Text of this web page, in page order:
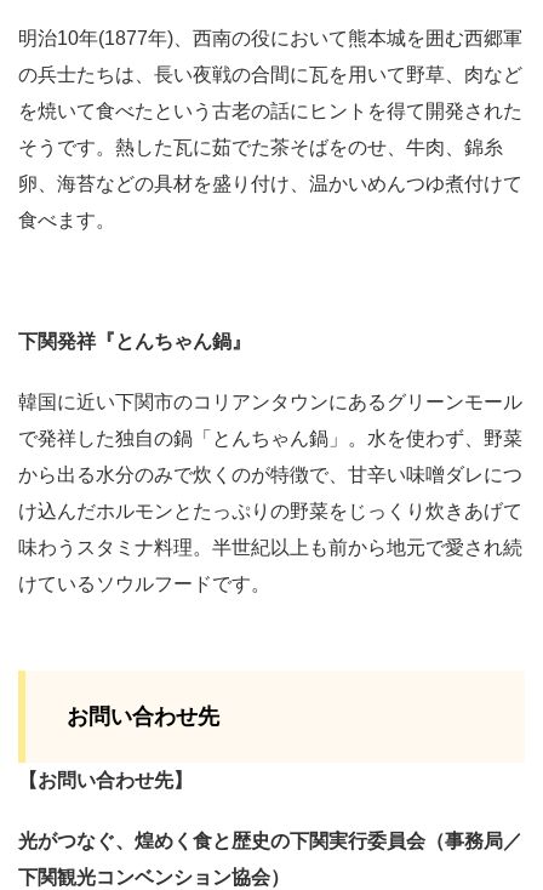
明治10年(1877年)、西南の役において熊本城を囲む西郷軍
の兵士たちは、長い夜戦の合間に瓦を用いて野草、肉など
を焼いて食べたという古老の話にヒントを得て開発された
そうです。熱した瓦に茹でた茶そばをのせ、牛肉、錦糸
卵、海苔などの具材を盛り付け、温かいめんつゆ煮付けて
食べます。
下関発祥『とんちゃん鍋』
韓国に近い下関市のコリアンタウンにあるグリーンモール
で発祥した独自の鍋「とんちゃん鍋」。水を使わず、野菜
から出る水分のみで炊くのが特徴で、甘辛い味噌ダレにつ
け込んだホルモンとたっぷりの野菜をじっくり炊きあげて
味わうスタミナ料理。半世紀以上も前から地元で愛され続
けているソウルフードです。
お問い合わせ先
【お問い合わせ先】
光がつなぐ、煌めく食と歴史の下関実行委員会（事務局／
下関観光コンベンション協会）